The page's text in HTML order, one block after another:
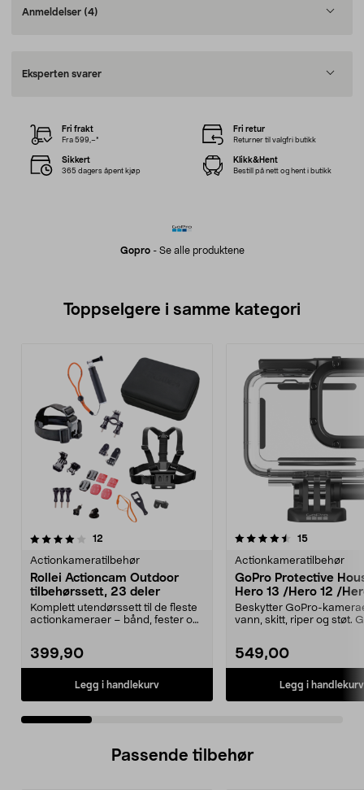
Anmeldelser (4)
Eksperten svarer
Gopro- Se alle produktene
Fri frakt
Fra 599,–*
Fri retur
Returner til valgfri butikk
Sikkert
365 dagers åpent kjøp
Klikk&Hent
Bestill på nett og hent i butikk
Toppselgere i samme kategori
12
Actionkameratilbehør
Rollei Actioncam Outdoor
tilbehørssett, 23 deler
Komplett utendørssett til de fleste
actionkameraer – bånd, fester og
399,90
Legg i handlekurv
4.5 av 5 stjerner 15anmeldelser
Actionkameratilbehør
GoPro Protective
Hero 13 /Hero 12 /
Hero 10 / Hero 9,
undervannshus
Beskytter GoPro-
vann, skitt, riper og støt.
549,00
Legg i handlekurv
5.0 av 5 stjerner
Passende tilbehør